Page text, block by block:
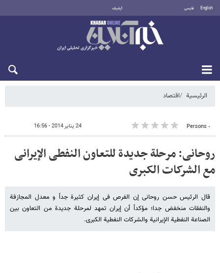
English فارسی أرشيف
الرئيسية اقتصاد
٠ Persons 24 يناير 2014 - 16:56
روحانی: مرحلة جدیدة للتعاون النفطی الإیرانی
مع الشرکات الکبری
قال الرئیس حسن روحانی إن الفرص فی إیران کثیرة جداً و معدل المجازفة
والنفقات منخفض جدا؛ مؤکداً أن إیران تمهد لمرحلة جدیدة من التعاون بین
الصناعة النفطیة الإیرانیة والشرکات النفطیة الکبری.